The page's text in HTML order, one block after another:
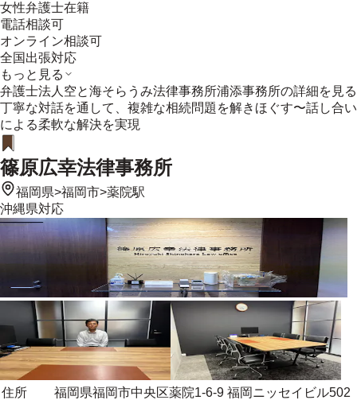
女性弁護士在籍
電話相談可
オンライン相談可
全国出張対応
もっと見る
弁護士法人空と海そらうみ法律事務所浦添事務所の詳細を見る
丁寧な対話を通して、複雑な相続問題を解きほぐす〜話し合い
による柔軟な解決を実現
篠原広幸法律事務所
福岡県>福岡市>薬院駅
沖縄県対応
住所
福岡県福岡市中央区薬院1-6-9 福岡ニッセイビル502